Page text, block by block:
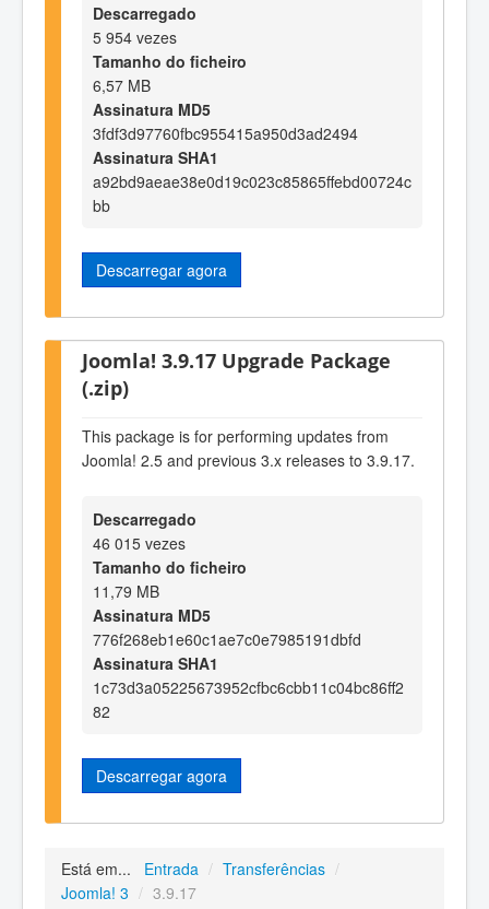
Descarregado
5 954 vezes
Tamanho do ficheiro
6,57 MB
Assinatura MD5
3fdf3d97760fbc955415a950d3ad2494
Assinatura SHA1
a92bd9aeae38e0d19c023c85865ffebd00724c
bb
Descarregar agora
Joomla! 3.9.17 Upgrade Package
(.zip)
This package is for performing updates from
Joomla! 2.5 and previous 3.x releases to 3.9.17.
Descarregado
46 015 vezes
Tamanho do ficheiro
11,79 MB
Assinatura MD5
776f268eb1e60c1ae7c0e7985191dbfd
Assinatura SHA1
1c73d3a05225673952cfbc6cbb11c04bc86ff2
82
Descarregar agora
Está em... Entrada / Transferências /
Joomla! 3 / 3.9.17